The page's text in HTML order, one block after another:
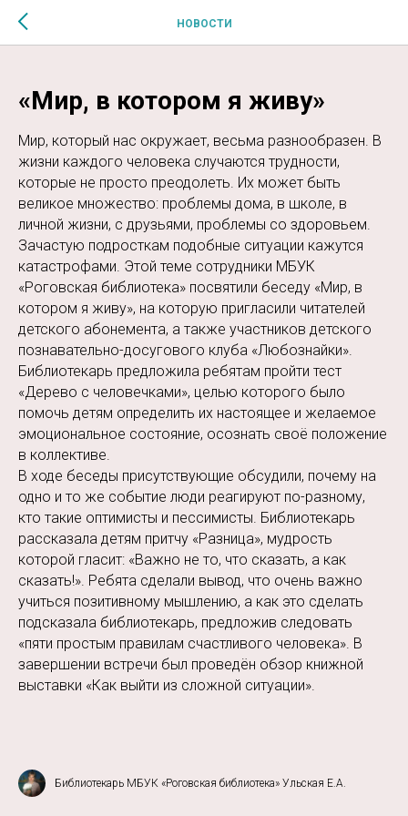
$MESSAGE$
НОВОСТИ
«Мир, в котором я живу»
Мир, который нас окружает, весьма разнообразен. В
жизни каждого человека случаются трудности,
которые не просто преодолеть. Их может быть
великое множество: проблемы дома, в школе, в
личной жизни, с друзьями, проблемы со здоровьем.
Зачастую подросткам подобные ситуации кажутся
катастрофами. Этой теме сотрудники МБУК
«Роговская библиотека» посвятили беседу «Мир, в
котором я живу», на которую пригласили читателей
детского абонемента, а также участников детского
познавательно-досугового клуба «Любознайки».
Библиотекарь предложила ребятам пройти тест
«Дерево с человечками», целью которого было
помочь детям определить их настоящее и желаемое
эмоциональное состояние, осознать своё положение
в коллективе.
В ходе беседы присутствующие обсудили, почему на
одно и то же событие люди реагируют по-разному,
кто такие оптимисты и пессимисты. Библиотекарь
рассказала детям притчу «Разница», мудрость
которой гласит: «Важно не то, что сказать, а как
сказать!». Ребята сделали вывод, что очень важно
учиться позитивному мышлению, а как это сделать
подсказала библиотекарь, предложив следовать
«пяти простым правилам счастливого человека». В
завершении встречи был проведён обзор книжной
выставки «Как выйти из сложной ситуации».
Библиотекарь МБУК «Роговская библиотека» Ульская Е.А.